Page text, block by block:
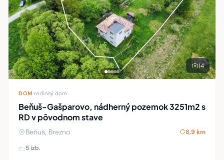
14
DOM rodinný dom
Beňuš-Gašparovo, nádherný pozemok 3251m2 s
RD v pôvodnom stave
Beňuš, Brezno 8,9 km
5 izb.